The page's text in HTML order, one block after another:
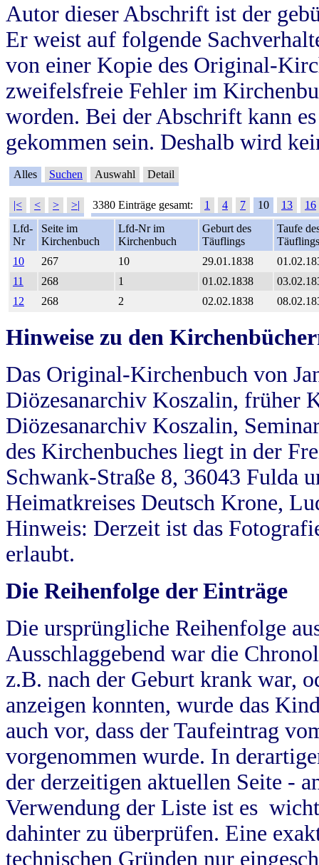
Autor dieser Abschrift ist der
Er weist auf folgende
von einer Kopie des Original-
zweifelsfreie Fehler im
worden. Bei der Abschrift kann
gekommen sein. Deshalb wird
Alles Suchen Auswahl Detail
|< < > >| 3380 Einträge gesamt: 1 4 7 10 13
16
Lfd-
Nr
Seite im
Kirchenbuch
Lfd-Nr im
Kirchenbuch
Geburt des
Täuflings
Taufe
Täuflings
10
267 10 29.01.1838
11
268 1 01.02.1838
12
268 2 02.02.1838
Hinweise zu den
Das Original-Kirchenbuch von
Diözesanarchiv Koszalin, früher
Diözesanarchiv Koszalin,
des Kirchenbuches liegt in der
Schwank-Straße 8, 36043 Fulda
Heimatkreises Deutsch Krone,
Hinweis: Derzeit ist das
erlaubt.
Die Reihenfolge der Einträge
Die ursprüngliche Reihenfolge
Ausschlaggebend war die
z.B. nach der Geburt krank war,
anzeigen konnten, wurde das
auch vor, dass der Taufeintrag
vorgenommen wurde. In
der derzeitigen aktuellen Seite -
Verwendung der Liste ist es
dahinter zu überprüfen. Eine
technischen Gründen nur